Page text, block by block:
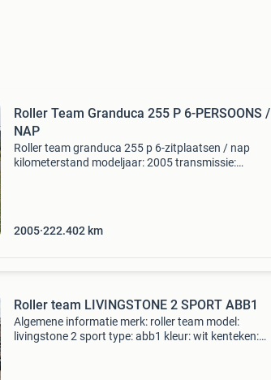
Roller Team Granduca 255 P 6-PERSOONS /
NAP
Roller team granduca 255 p 6-zitplaatsen / nap
kilometerstand modeljaar: 2005 transmissie:
2005 222.402 km
Roller team LIVINGSTONE 2 SPORT ABB1
Algemene informatie merk: roller team model:
livingstone 2 sport type: abb1 kleur: wit kenteken: